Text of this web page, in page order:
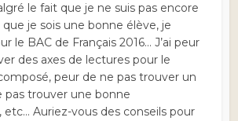
le fait que je ne suis pas encore
je sois une bonne élève, je
le BAC de Français 2016… J’ai peur
des axes de lectures pour le
peur de ne pas trouver un
pas trouver une bonne
Auriez-vous des conseils pour